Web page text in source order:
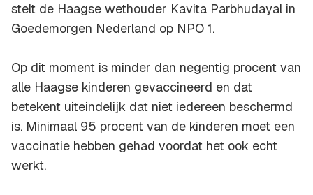
stelt de Haagse wethouder Kavita Parbhudayal in
Goedemorgen Nederland op NPO 1.
Op dit moment is minder dan negentig procent van
alle Haagse kinderen gevaccineerd en dat
betekent uiteindelijk dat niet iedereen beschermd
is. Minimaal 95 procent van de kinderen moet een
vaccinatie hebben gehad voordat het ook echt
werkt.